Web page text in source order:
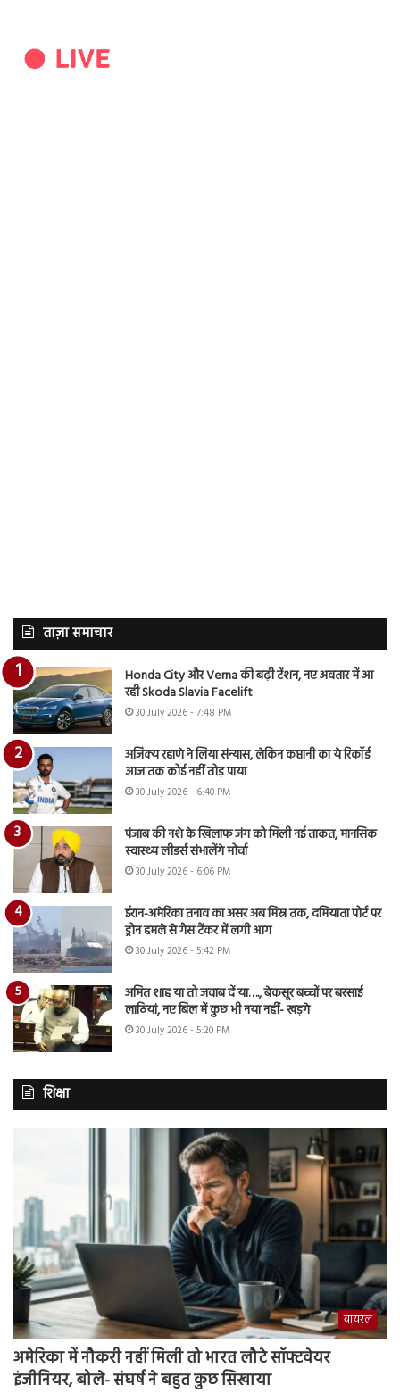
ताज़ा समाचार
Honda City और Verna की बढ़ी टेंशन, नए अवतार में आ
रही Skoda Slavia Facelift
30 July 2026 - 7:48 PM
अजिंक्य रहाणे ने लिया संन्यास, लेकिन कप्तानी का ये रिकॉर्ड
आज तक कोई नहीं तोड़ पाया
30 July 2026 - 6:40 PM
पंजाब की नशे के खिलाफ जंग को मिली नई ताकत, मानसिक
स्वास्थ्य लीडर्स संभालेंगे मोर्चा
30 July 2026 - 6:06 PM
ईरान-अमेरिका तनाव का असर अब मिस्र तक, दमियाता पोर्ट पर
ड्रोन हमले से गैस टैंकर में लगी आग
30 July 2026 - 5:42 PM
अमित शाह या तो जवाब दें या…., बेकसूर बच्चों पर बरसाई
लाठियां, नए बिल में कुछ भी नया नहीं- खड़गे
30 July 2026 - 5:20 PM
शिक्षा
वायरल
अमेरिका में नौकरी नहीं मिली तो भारत लौटे सॉफ्टवेयर
इंजीनियर, बोले- संघर्ष ने बहुत कुछ सिखाया